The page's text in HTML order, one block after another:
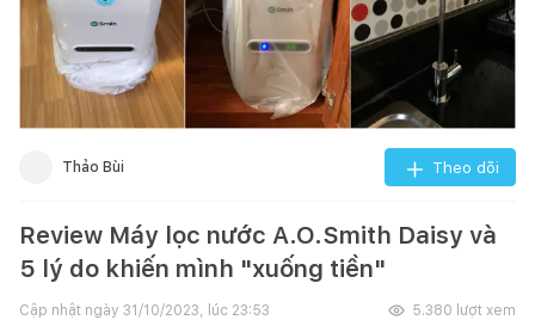
Thảo Bùi Theo dõi
Review Máy lọc nước A.O.Smith Daisy và
5 lý do khiến mình "xuống tiền"
Cập nhật ngày 31/10/2023, lúc 23:53 5.380 lượt xem